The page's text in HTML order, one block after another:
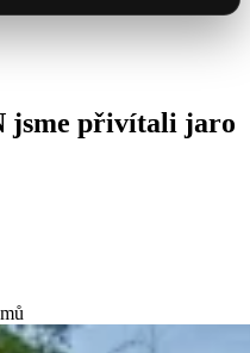
jsme přivítali jaro